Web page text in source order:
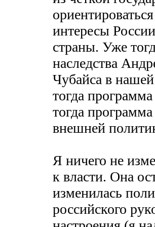
интересы
страны. Уже
наследства
Чубайса в
тогда
тогда
внешней
Я ничего не
к власти. Она
изменилась
российского